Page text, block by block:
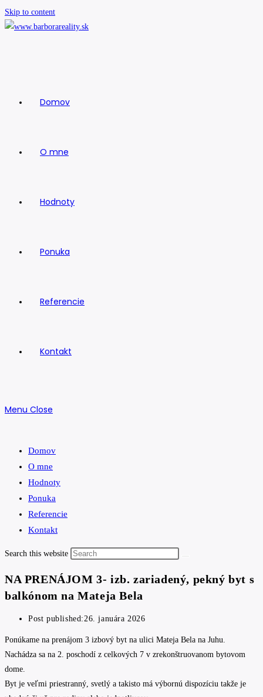
Skip to content
Domov
O mne
Hodnoty
Ponuka
Referencie
Kontakt
Menu Close
Domov
O mne
Hodnoty
Ponuka
Referencie
Kontakt
Search this website
NA PRENÁJOM 3- izb. zariadený, pekný byt s
balkónom na Mateja Bela
Post published:26. januára 2026
Ponúkame na prenájom 3 izbový byt na ulici Mateja Bela na Juhu.
Nachádza sa na 2. poschodí z celkových 7 v zrekonštruovanom bytovom
dome.
Byt je veľmi priestranný, svetlý a takisto má výbornú dispozíciu takže je